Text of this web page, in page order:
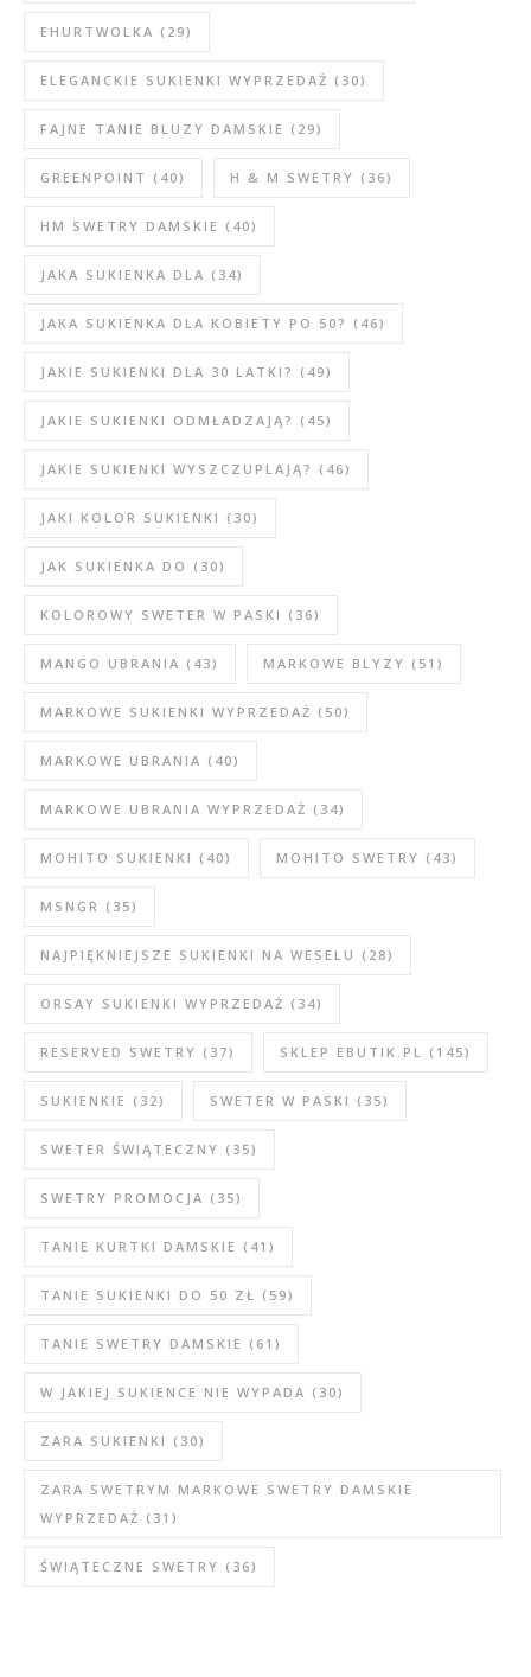
EHURTWOLKA (29)
ELEGANCKIE SUKIENKI WYPRZEDAŻ (30)
FAJNE TANIE BLUZY DAMSKIE (29)
GREENPOINT (40) H & M SWETRY (36)
HM SWETRY DAMSKIE (40)
JAKA SUKIENKA DLA (34)
JAKA SUKIENKA DLA KOBIETY PO 50? (46)
JAKIE SUKIENKI DLA 30 LATKI? (49)
JAKIE SUKIENKI ODMŁADZAJĄ? (45)
JAKIE SUKIENKI WYSZCZUPLAJĄ? (46)
JAKI KOLOR SUKIENKI (30)
JAK SUKIENKA DO (30)
KOLOROWY SWETER W PASKI (36)
MANGO UBRANIA (43) MARKOWE BLYZY (51)
MARKOWE SUKIENKI WYPRZEDAŻ (50)
MARKOWE UBRANIA (40)
MARKOWE UBRANIA WYPRZEDAŻ (34)
MOHITO SUKIENKI (40) MOHITO SWETRY (43)
MSNGR (35)
NAJPIĘKNIEJSZE SUKIENKI NA WESELU (28)
ORSAY SUKIENKI WYPRZEDAŻ (34)
RESERVED SWETRY (37) SKLEP EBUTIK.PL (145)
SUKIENKIE (32) SWETER W PASKI (35)
SWETER ŚWIĄTECZNY (35)
SWETRY PROMOCJA (35)
TANIE KURTKI DAMSKIE (41)
TANIE SUKIENKI DO 50 ZŁ (59)
TANIE SWETRY DAMSKIE (61)
W JAKIEJ SUKIENCE NIE WYPADA (30)
ZARA SUKIENKI (30)
ZARA SWETRYM MARKOWE SWETRY DAMSKIE
WYPRZEDAŻ (31)
ŚWIĄTECZNE SWETRY (36)